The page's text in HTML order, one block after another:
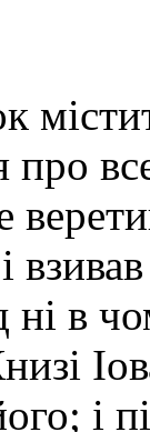
про
ні в
і